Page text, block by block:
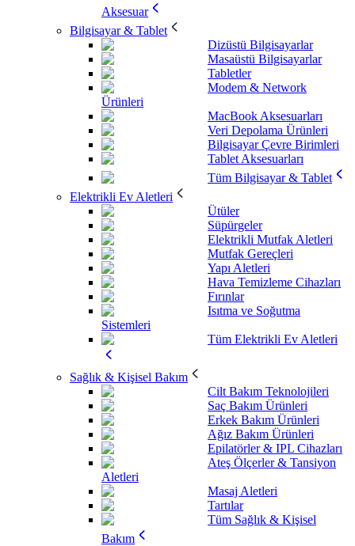
Aksesuar
Bilgisayar & Tablet
Dizüstü Bilgisayarlar
Masaüstü Bilgisayarlar
Tabletler
Modem & Network
Ürünleri
MacBook Aksesuarları
Veri Depolama Ürünleri
Bilgisayar Çevre Birimleri
Tablet Aksesuarları
Tüm Bilgisayar & Tablet
Elektrikli Ev Aletleri
Ütüler
Süpürgeler
Elektrikli Mutfak Aletleri
Mutfak Gereçleri
Yapı Aletleri
Hava Temizleme Cihazları
Fırınlar
Isıtma ve Soğutma
Sistemleri
Tüm Elektrikli Ev Aletleri
Sağlık & Kişisel Bakım
Cilt Bakım Teknolojileri
Saç Bakım Ürünleri
Erkek Bakım Ürünleri
Ağız Bakım Ürünleri
Epilatörler & IPL Cihazları
Ateş Ölçerler & Tansiyon
Aletleri
Masaj Aletleri
Tartılar
Tüm Sağlık & Kişisel
Bakım